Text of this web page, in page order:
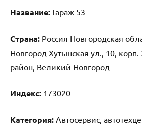
Название: Гараж 53
Страна: Россия Новгородская
Новгород Хутынская ул., 10,
район, Великий Новгород
Индекс: 173020
Категория: Автосервис,